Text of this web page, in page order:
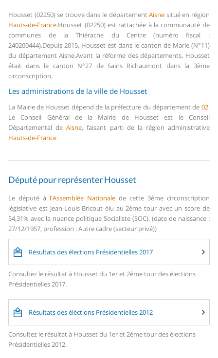
Housset (02250) se trouve dans le départementAisne situé en région
Hauts-de-France.Housset (02250) est rattachée à la communauté de
communes de la Thiérache du Centre (numéro fiscal :
240200444).Depuis 2015, Housset est dans le canton de Marle (N°11)
du département Aisne.Avant la réforme des départements, Housset
était dans le canton N°27 de Sains Richaumont dans la 3ème
circonscription.
Les administrations de la ville de Housset
La Mairie de Housset dépend de la préfecture du département de 02.
Le Conseil Général de la Mairie de Housset est le Conseil
Départemental deAisne, faisant parti de la région administrative
Hauts-de-France
Député pour représenter Housset
Le député à l'Assemblée Nationale de cette 3ème circonscription
législative est Jean-Louis Bricout élu au 2ème tour avec un score de
54,31% avec la nuance politique Socialiste (SOC). (date de naissance :
27/12/1957, profession : Autre cadre (secteur privé))
Résultats des élections Présidentielles 2017
Consultez le résultat à Housset du 1er et 2ème tour des élections
Présidentielles 2017.
Résultats des éléctions Présidentielles 2012
Consultez le résultat à Housset du 1er et 2ème tour des élections
Présidentielles 2012.